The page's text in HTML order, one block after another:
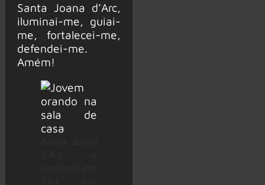
Santa Joana d’Arc,
iluminai-me, guiai-
me, fortalecei-me,
defendei-me.
Amém!